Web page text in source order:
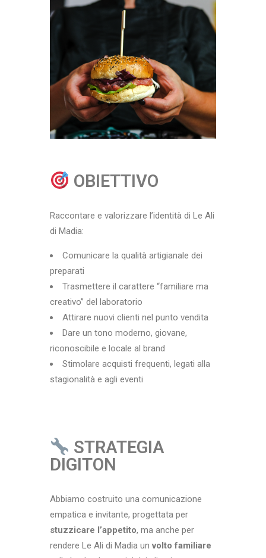
OBIETTIVO
Raccontare e valorizzare l’identità di Le Ali
di Madia:
Comunicare la qualità artigianale dei
preparati
Trasmettere il carattere “familiare ma
creativo” del laboratorio
Attirare nuovi clienti nel punto vendita
Dare un tono moderno, giovane,
riconoscibile e locale al brand
Stimolare acquisti frequenti, legati alla
stagionalità e agli eventi
STRATEGIA
DIGITON
Abbiamo costruito una comunicazione
empatica e invitante, progettata per
stuzzicare l’appetito, ma anche per
rendere Le Ali di Madia unvolto familiare